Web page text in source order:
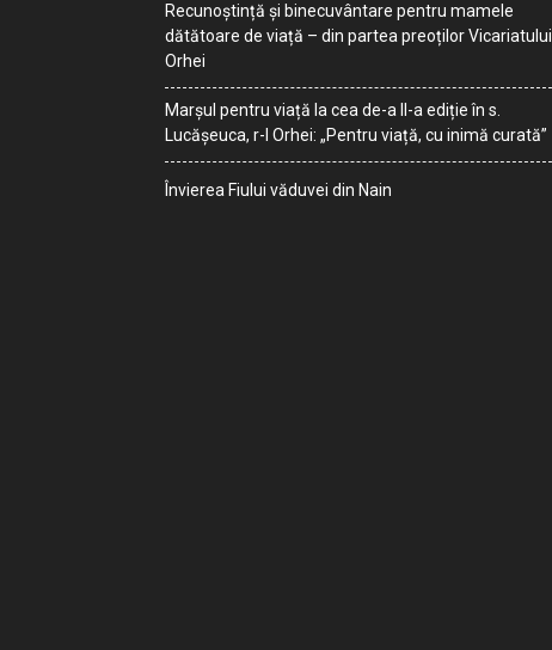
Recunoștință și binecuvântare pentru mamele
dătătoare de viață – din partea preoților Vicariatului
Orhei
Marșul pentru viață la cea de-a II-a ediție în s.
Lucășeuca, r-l Orhei: „Pentru viață, cu inimă curată”
Învierea Fiului văduvei din Nain